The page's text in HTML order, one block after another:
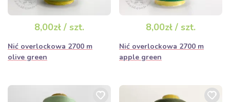
8,00zł / szt.
Nić overlockowa 2700 m
olive green
8,00zł / szt.
Nić overlockowa 2700 m
apple green